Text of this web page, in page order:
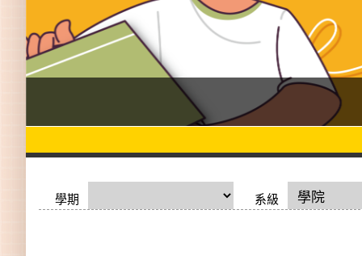
學期 系級